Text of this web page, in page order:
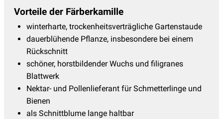
Prachtscharte - Liatris
Prachtspiere(17)
Primeln - Primula(15)
Ranunculus - Hahnenfuss (4)
Rittersporn - Delphinium
(19)
Salomonssiegel(3)
Vorteile der Färberkamille
winterharte, trockenheitsverträgliche Gartenstaude
dauerblühende Pflanze, insbesondere bei einem
Rückschnitt
schöner, horstbildender Wuchs und filigranes
Blattwerk
Nektar- und Pollenlieferant für Schmetterlinge und
Bienen
als Schnittblume lange haltbar